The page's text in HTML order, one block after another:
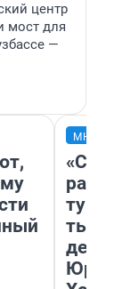
центр
мост для
—
день